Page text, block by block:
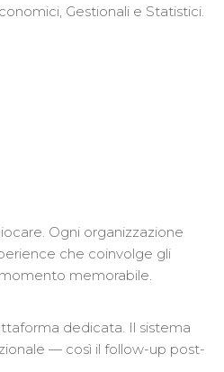
Gestionali e Statistici.
Ogni organizzazione
che coinvolge gli
memorabile.
dedicata. Il sistema
— così il follow-up post-